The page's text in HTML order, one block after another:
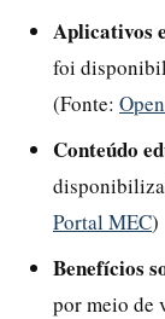
Aplicativos
foi
(Fonte:
Conteúdo
Portal MEC)
Benefícios
por meio de